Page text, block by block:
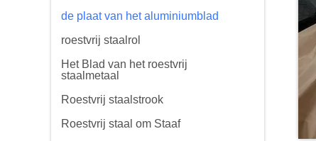
de plaat van het aluminiumblad
roestvrij staalrol
Het Blad van het roestvrij
staalmetaal
Roestvrij staalstrook
Roestvrij staal om Staaf